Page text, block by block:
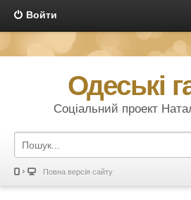
Войти
Одеські
Соціальний проект
Повна версія сайту